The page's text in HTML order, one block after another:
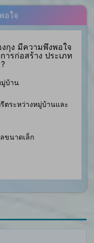
อใจ
กุง มีความพึงพอใจ
ารก่อสร้าง ประเภท
มู่บ้าน
ตระหว่างหมู่บ้านและ
ขนาดเล็ก